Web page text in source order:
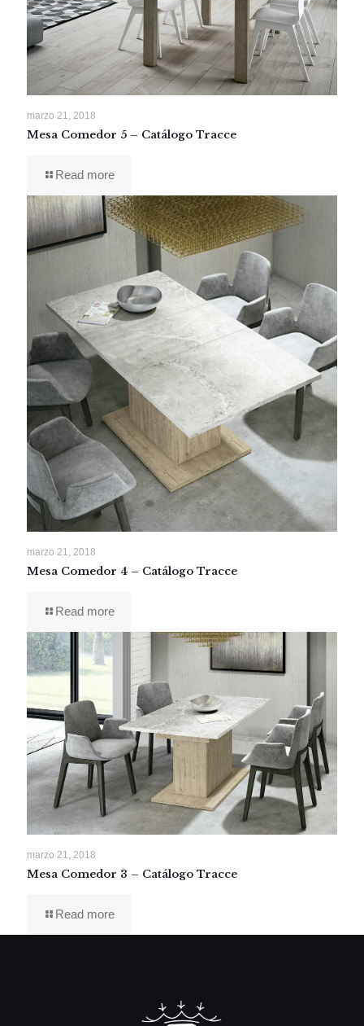
marzo 21, 2018
Mesa Comedor 5 – Catálogo Tracce
Read more
marzo 21, 2018
Mesa Comedor 4 – Catálogo Tracce
Read more
marzo 21, 2018
Mesa Comedor 3 – Catálogo Tracce
Read more